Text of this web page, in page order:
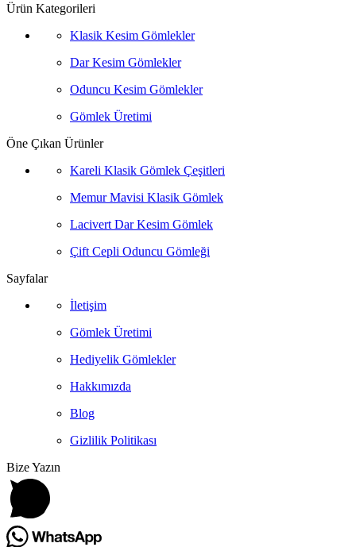
Ürün Kategorileri
Klasik Kesim Gömlekler
Dar Kesim Gömlekler
Oduncu Kesim Gömlekler
Gömlek Üretimi
Öne Çıkan Ürünler
Kareli Klasik Gömlek Çeşitleri
Memur Mavisi Klasik Gömlek
Lacivert Dar Kesim Gömlek
Çift Cepli Oduncu Gömleği
Sayfalar
İletişim
Gömlek Üretimi
Hediyelik Gömlekler
Hakkımızda
Blog
Gizlilik Politikası
Bize Yazın